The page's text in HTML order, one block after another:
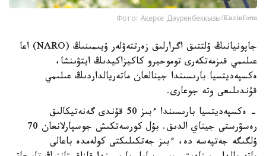
Фото: Ақерке Дәуренбекқызы/Kazinform
جاپونيانىڭ ۇلتتىق اگرارلىق زەرتتەۋلەر ۇيىمىنىڭ (NARO) اعا
عىلىمي قىزمەتكەرى توموحيرو كاكيزاكيدىڭ ايتۋىنشا،
ەكسپەديتسيا بارىسىندا جينالعان ماتەريالداردىڭ عىلىمي
قۇندىلىعى وتە جوعارى.
- ەكسپەديتسيا بارىسىندا ءبىز 50 قۇندى گەنەتيكالىق
رەسۋرستى جيناي الدىق. بۇل كورسەتكىش جوسپارلانعان 70
ۇلگىگە جەتپەسە دە، ءبىز جەتكىلىكتى كولەمدە باعالى